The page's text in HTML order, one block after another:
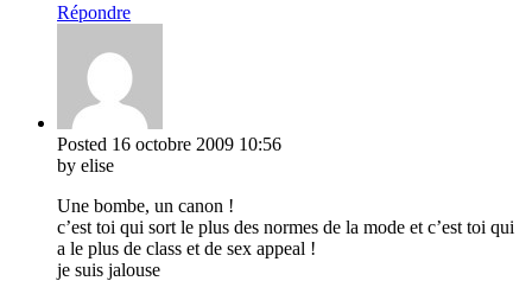
Répondre
Posted 16 octobre 2009 10:56
by elise
Une bombe, un canon !
c’est toi qui sort le plus des normes de la mode et c’est toi qui
a le plus de class et de sex appeal !
je suis jalouse